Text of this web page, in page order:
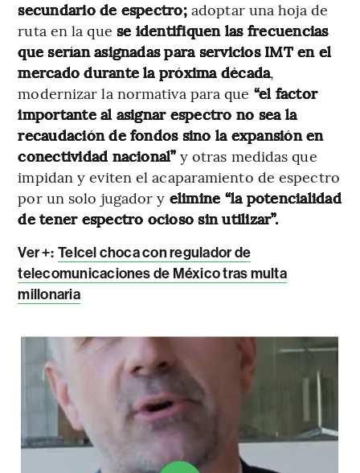
secundario de espectro;adoptar una hoja de
ruta en la que se identifiquen las frecuencias
que serían asignadas para servicios IMT en el
mercado durante la próxima década,
modernizar la normativa para que “el factor
importante al asignar espectro no sea la
recaudación de fondos sino la expansión en
conectividad nacional”y otras medidas que
impidan y eviten el acaparamiento de espectro
por un solo jugador y elimine “la potencialidad
de tener espectro ocioso sin utilizar”.
Ver +: Telcel choca con regulador de
telecomunicaciones de México tras multa
millonaria